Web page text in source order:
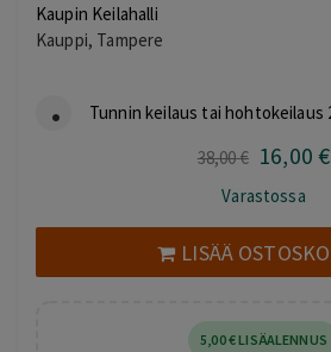
Kaupin Keilahalli
Kauppi, Tampere
Tunnin keilaus tai hohtokeilaus
38,00€
oli:
38,00 €.
16,00 €
Varastossa
LISÄÄ
5 ,00€LISÄALENNUS